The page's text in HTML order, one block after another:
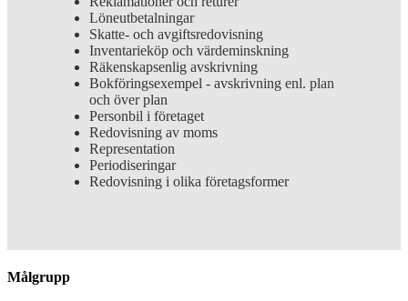
Löneutbetalningar
Skatte- och avgiftsredovisning
Inventarieköp och värdeminskning
Räkenskapsenlig avskrivning
Bokföringsexempel - avskrivning enl. plan
och över plan
Personbil i företaget
Redovisning av moms
Representation
Periodiseringar
Redovisning i olika företagsformer
Målgrupp